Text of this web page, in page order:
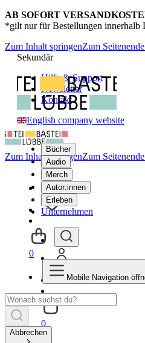
AB SOFORT
*gilt nur für Bestellungen innerhalb
Zum Inhalt springenZum
Sekundär
Hilfe & Support
Newsletter
Kontakt
English company website
Bücher
Audio
Merch
Autor:innen
Erleben
Unternehmen
0
Zum Inhalt springenZum
0
Mobile Navigation
Abbrechen